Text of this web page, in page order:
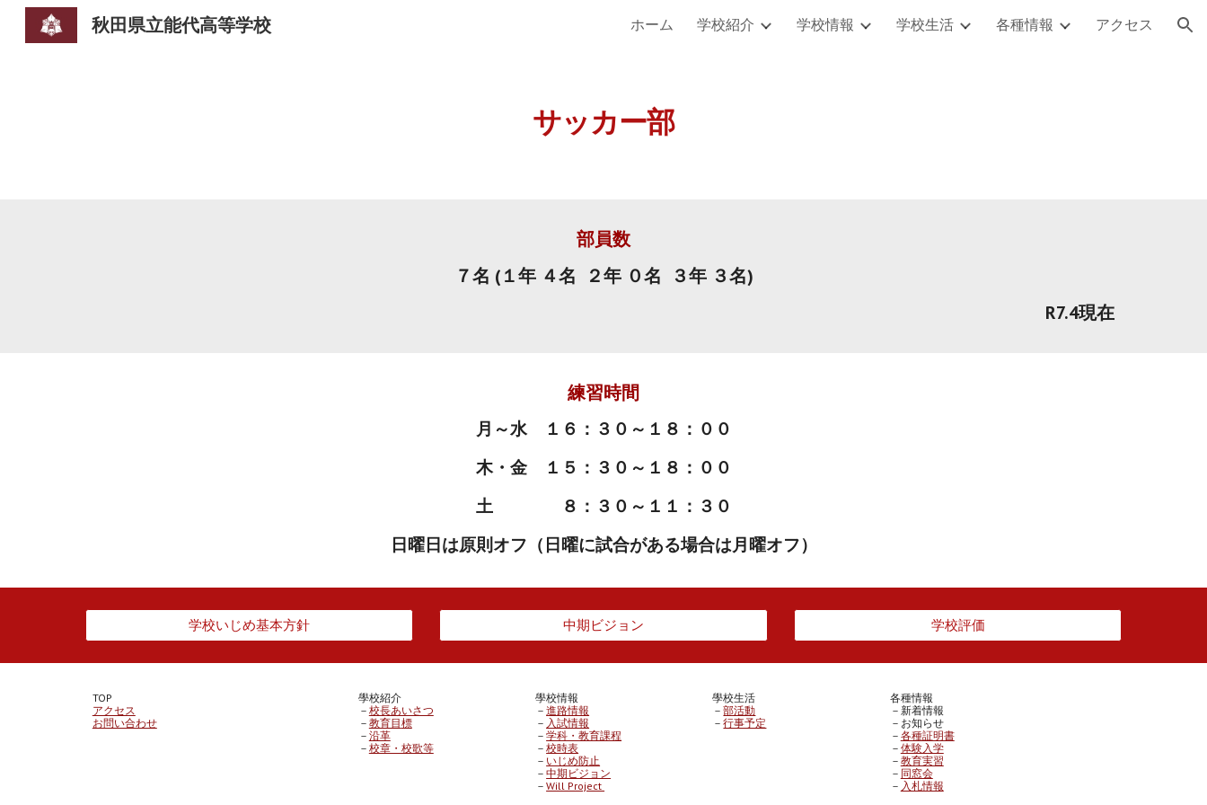
Skip to navigation
秋田県立能代高等学校 ホーム 学校紹介 学校情報 学校生活 各種情報 アクセス
サッカー部
部員数
７名 (１年 ４名 ２年 ０名 ３年 ３名)
R7.4現在
練習時間
月～水 １６：３０～１８：００
木・金 １５：３０～１８：００
土
８：３０～１１：３０
日曜日は原則オフ（日曜に試合がある場合は月曜オフ）
学校いじめ基本方針 中期ビジョン 学校評価
TOP
アクセス
お問い合わせ
學校紹介
－ 校長あいさつ
－ 教育目標
－ 沿革
－ 校章・校歌等
學校情報
－進路情報
－ 入試情報
－学科・教育課程
－校時表
－ いじめ防止
－中期ビジョン
－Will Project
學校生活
－部活動
－行事予定
各種情報
－新着情報
－お知らせ
－ 各種証明書
－ 体験入学
－ 教育実習
－ 同窓会
－ 入札情報